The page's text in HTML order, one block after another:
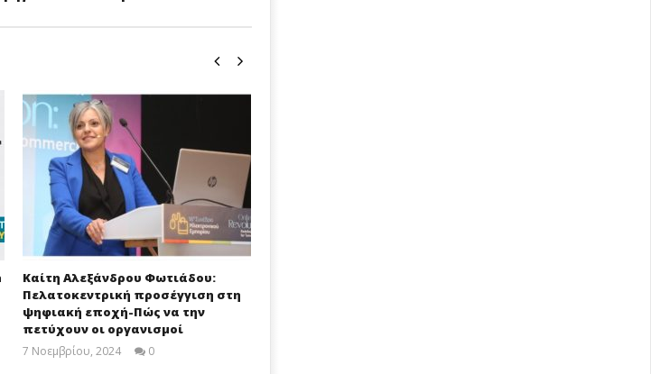
Καίτη Αλεξάνδρου Φωτιάδου:
Πελατοκεντρική προσέγγιση στη
ψηφιακή εποχή-Πώς να την
πετύχουν οι οργανισμοί
7 Νοεμβρίου, 2024
0